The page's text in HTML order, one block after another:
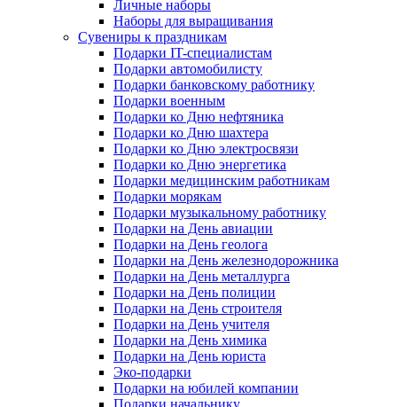
Личные наборы
Наборы для выращивания
Сувениры к праздникам
Подарки IT-специалистам
Подарки автомобилисту
Подарки банковскому работнику
Подарки военным
Подарки ко Дню нефтяника
Подарки ко Дню шахтера
Подарки ко Дню электросвязи
Подарки ко Дню энергетика
Подарки медицинским работникам
Подарки морякам
Подарки музыкальному работнику
Подарки на День авиации
Подарки на День геолога
Подарки на День железнодорожника
Подарки на День металлурга
Подарки на День полиции
Подарки на День строителя
Подарки на День учителя
Подарки на День химика
Подарки на День юриста
Эко-подарки
Подарки на юбилей компании
Подарки начальнику